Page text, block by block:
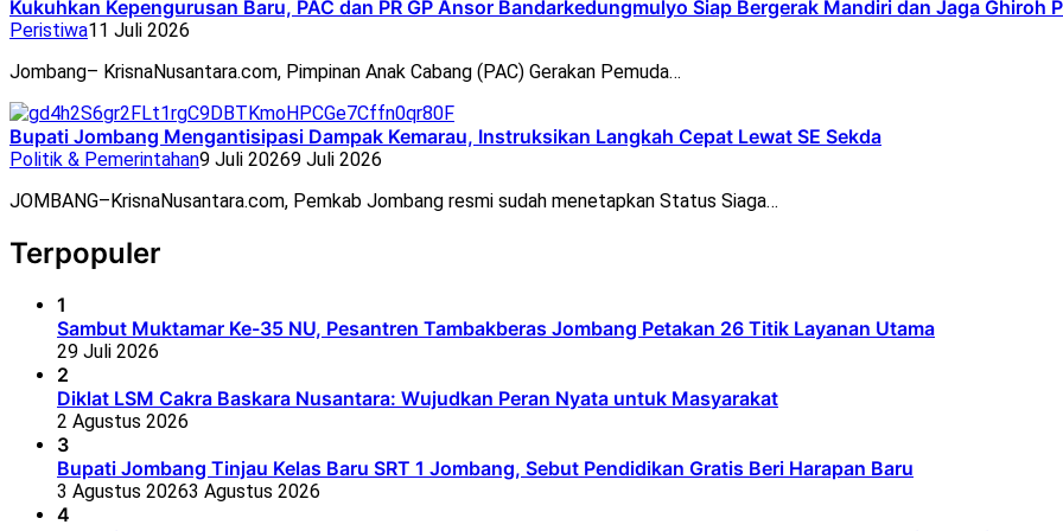
Kukuhkan Kepengurusan Baru, PAC dan PR GP Ansor Bandarkedungmulyo Siap Bergerak Mandiri dan Jaga Ghiroh
Peristiwa11 Juli 2026
Jombang– KrisnaNusantara.com, Pimpinan Anak Cabang (PAC) Gerakan Pemuda…
Bupati Jombang Mengantisipasi Dampak Kemarau, Instruksikan Langkah Cepat Lewat SE Sekda
Politik & Pemerintahan9 Juli 20269 Juli 2026
JOMBANG–KrisnaNusantara.com, Pemkab Jombang resmi sudah menetapkan Status Siaga…
Terpopuler
1
Sambut Muktamar Ke-35 NU, Pesantren Tambakberas Jombang Petakan 26 Titik Layanan Utama
29 Juli 2026
2
Diklat LSM Cakra Baskara Nusantara: Wujudkan Peran Nyata untuk Masyarakat
2 Agustus 2026
3
Bupati Jombang Tinjau Kelas Baru SRT 1 Jombang, Sebut Pendidikan Gratis Beri Harapan Baru
3 Agustus 20263 Agustus 2026
4